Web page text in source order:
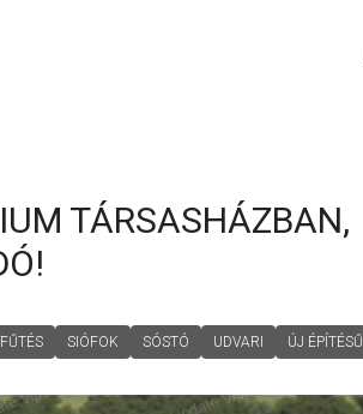
TÁRSASHÁZBAN,
SIÓFOK SÓSTÓ UDVARI ÚJ ÉPÍTÉSŰ